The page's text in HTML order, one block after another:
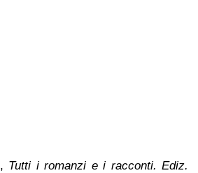
, Tutti i romanzi e i racconti. Ediz.